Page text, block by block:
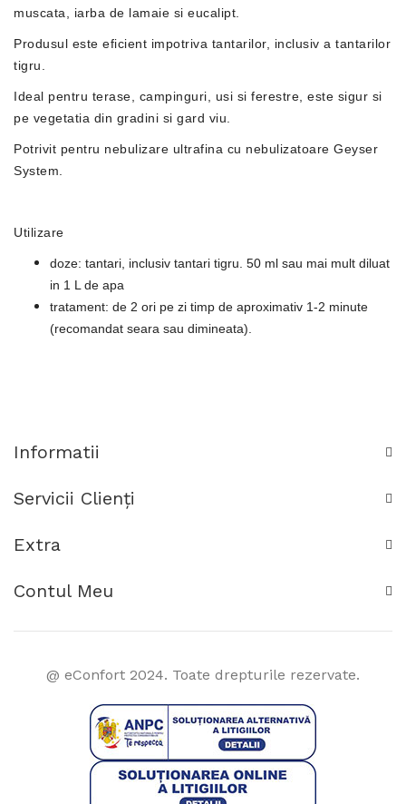
muscata, iarba de lamaie si eucalipt.
Produsul este eficient impotriva tantarilor, inclusiv a tantarilor
tigru.
Ideal pentru terase, campinguri, usi si ferestre, este sigur si
pe vegetatia din gradini si gard viu.
Potrivit pentru nebulizare ultrafina cu nebulizatoare Geyser
System.
Utilizare
doze: tantari, inclusiv tantari tigru. 50 ml sau mai mult diluat
in 1 L de apa
tratament: de 2 ori pe zi timp de aproximativ 1-2 minute
(recomandat seara sau dimineata).
Informatii
Servicii Clienţi
Extra
Contul Meu
@ eConfort 2024. Toate drepturile rezervate.